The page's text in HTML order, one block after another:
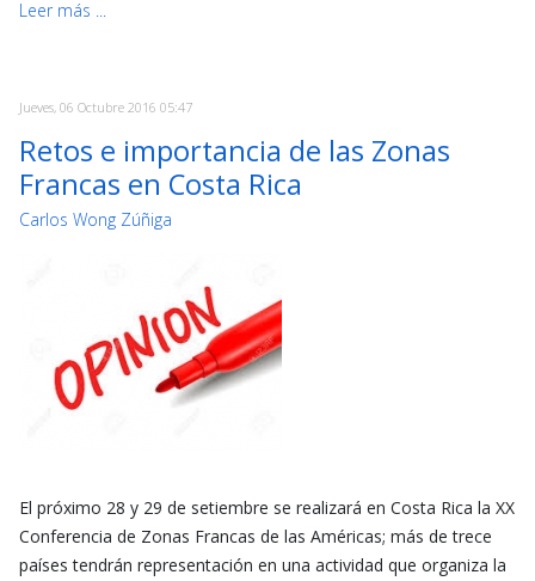
Leer más ...
Jueves, 06 Octubre 2016 05:47
Retos e importancia de las Zonas
Francas en Costa Rica
Carlos Wong Zúñiga
El próximo 28 y 29 de setiembre se realizará en Costa Rica la XX
Conferencia de Zonas Francas de las Américas; más de trece
países tendrán representación en una actividad que organiza la